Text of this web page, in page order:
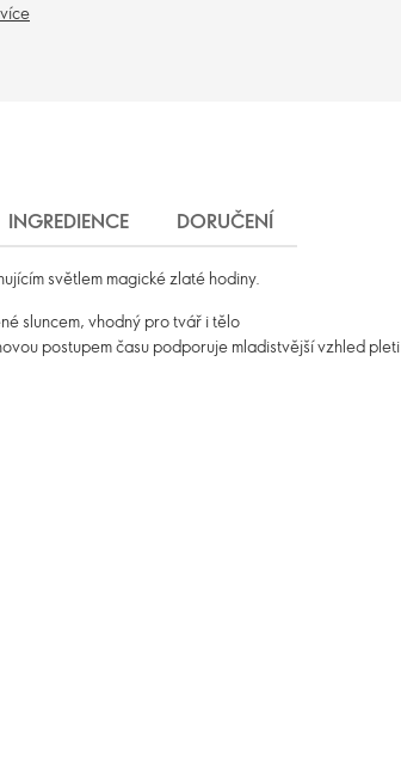
INGREDIENCE DORUČENÍ
světlem magické zlaté hodiny.
sluncem, vhodný pro tvář i tělo
postupem času podporuje mladistvější vzhled pleti